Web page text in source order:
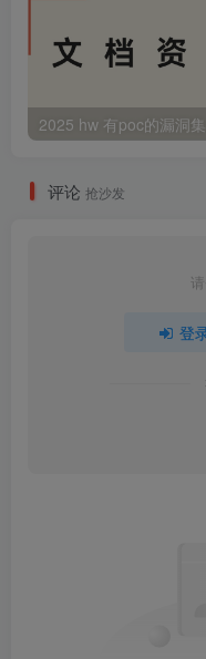
2025 hw 有poc的漏洞
评论 抢沙发
登